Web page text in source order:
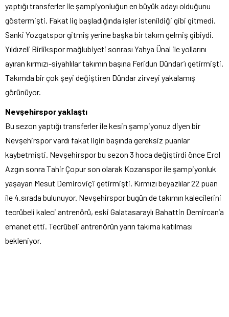
yaptığı transferler ile şampiyonluğun en büyük adayı olduğunu
göstermişti. Fakat lig başladığında işler istenildiği gibi gitmedi.
Sanki Yozgatspor gitmiş yerine başka bir takım gelmiş gibiydi.
Yıldızeli Birlikspor mağlubiyeti sonrası Yahya Ünal ile yollarını
ayıran kırmızı-siyahlılar takımın başına Feridun Dündar’ı getirmişti.
Takımda bir çok şeyi değiştiren Dündar zirveyi yakalamış
görünüyor.
Nevşehirspor yaklaştı
Bu sezon yaptığı transferler ile kesin şampiyonuz diyen bir
Nevşehirspor vardı fakat ligin başında gereksiz puanlar
kaybetmişti. Nevşehirspor bu sezon 3 hoca değiştirdi önce Erol
Azgın sonra Tahir Çopur son olarak Kozanspor ile şampiyonluk
yaşayan Mesut Demiroviç’i getirmişti. Kırmızı beyazlılar 22 puan
ile 4.sırada bulunuyor. Nevşehirspor bugün de takımın kalecilerini
tecrübeli kaleci antrenörü, eski Galatasaraylı Bahattin Demircan’a
emanet etti. Tecrübeli antrenörün yarın takıma katılması
bekleniyor.